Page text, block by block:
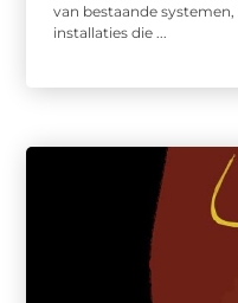
van bestaande
installaties die ...